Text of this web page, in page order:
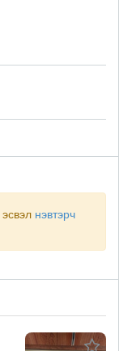
эсвэл нэвтэрч